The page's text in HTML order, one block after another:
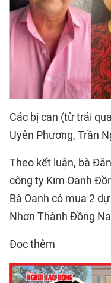
Các bị can (từ trái
Uyên Phương, Trần
Theo kết luận, bà
công ty Kim Oanh
Bà Oanh có mua 2
Nhơn Thành Đồng
Đọc thêm